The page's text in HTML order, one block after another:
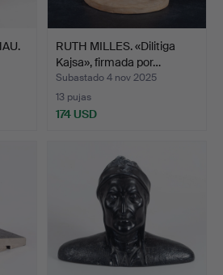
RUTH MILLES. «Dilitiga
Kajsa», firmada por…
Subastado 4 nov 2025
13 pujas
174 USD